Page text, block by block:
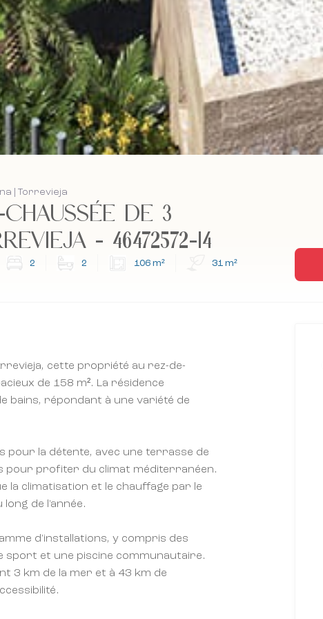
| Torrevieja
DE 3
- 46472572-14
2 2 106 m² 31 m²
cette propriété au rez-de-
de 158 m². La résidence
bains, répondant à une variété de
pour la détente, avec une terrasse de
pour profiter du climat méditerranéen.
la climatisation et le chauffage par le
de l'année.
d'installations, y compris des
sport et une piscine communautaire.
3 km de la mer et à 43 km de